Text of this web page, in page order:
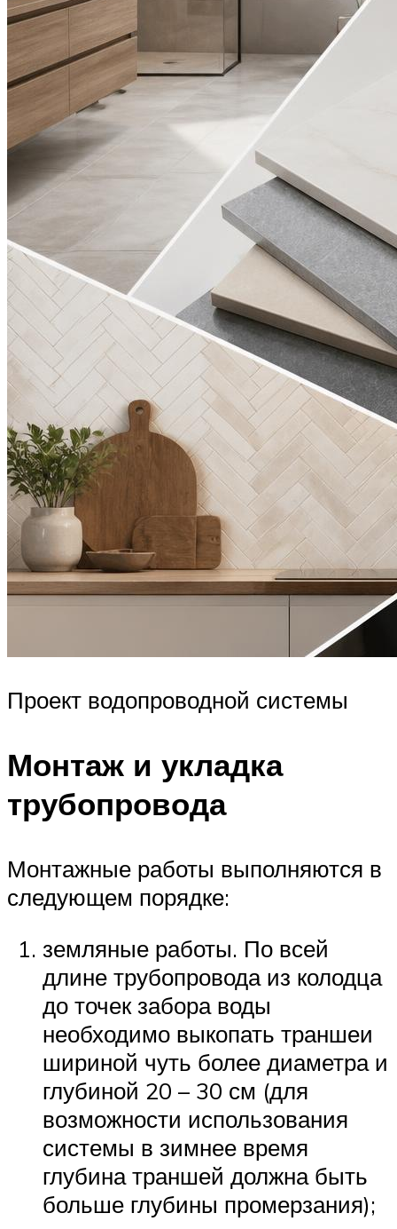
Проект водопроводной системы
Монтаж и укладка
трубопровода
Монтажные работы выполняются в
следующем порядке:
земляные работы. По всей
длине трубопровода из колодца
до точек забора воды
необходимо выкопать траншеи
шириной чуть более диаметра и
глубиной 20 – 30 см (для
возможности использования
системы в зимнее время
глубина траншей должна быть
больше глубины промерзания);